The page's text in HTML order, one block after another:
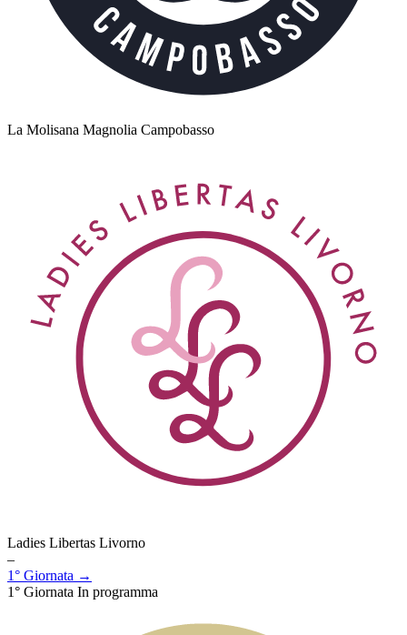
La Molisana Magnolia Campobasso
Ladies Libertas Livorno
–
1° Giornata →
1° Giornata In programma